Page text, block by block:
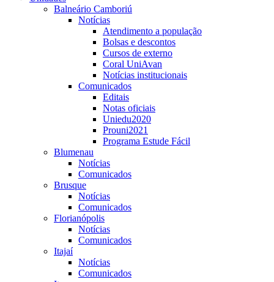
Balneário Camboriú
Notícias
Atendimento a população
Bolsas e descontos
Cursos de externo
Coral UniAvan
Notícias institucionais
Comunicados
Editais
Notas oficiais
Uniedu2020
Prouni2021
Programa Estude Fácil
Blumenau
Notícias
Comunicados
Brusque
Notícias
Comunicados
Florianópolis
Notícias
Comunicados
Itajaí
Notícias
Comunicados